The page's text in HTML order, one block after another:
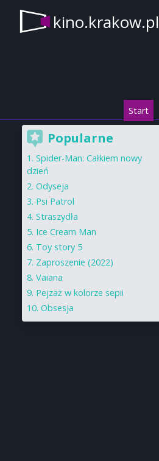
kino.krakow.pl
Start
Popularne
Spider-Man: Całkiem nowy
dzień
Odyseja
Psi Patrol
Straszydła
Ice Cream Man
Toy story 5
Zaproszenie (2022)
Vaiana
Pejzaż w kolorze sepii
Obsesja